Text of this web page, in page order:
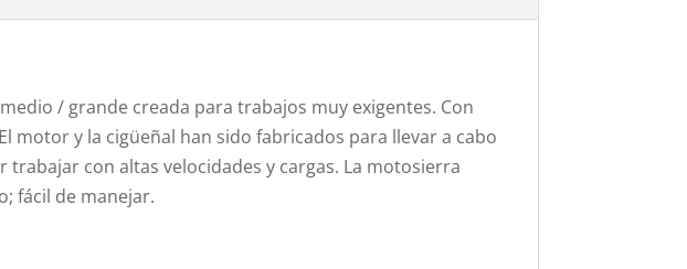
/ grande creada para trabajos muy exigentes. Con
y la cigüeñal han sido fabricados para llevar a cabo
con altas velocidades y cargas. La motosierra
fácil de manejar.